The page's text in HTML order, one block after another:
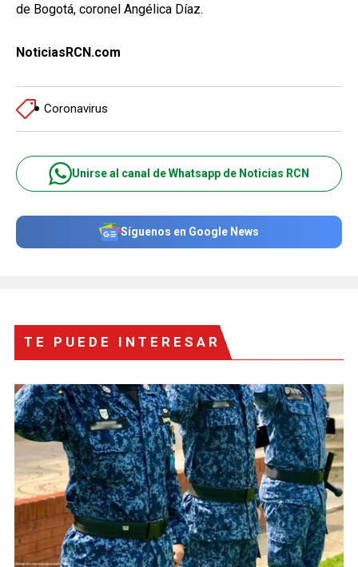
de Bogotá, coronel Angélica Díaz.
NoticiasRCN.com
Coronavirus
Unirse al canal de Whatsapp de Noticias RCN
Síguenos en Google News
TE PUEDE INTERESAR